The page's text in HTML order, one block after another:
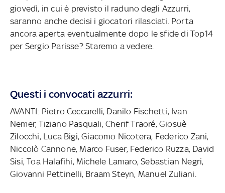
giovedì, in cui è previsto il raduno degli Azzurri,
saranno anche decisi i giocatori rilasciati. Porta
ancora aperta eventualmente dopo le sfide di Top14
per Sergio Parisse? Staremo a vedere.
Questi i convocati azzurri:
AVANTI: Pietro Ceccarelli, Danilo Fischetti, Ivan
Nemer, Tiziano Pasquali, Cherif Traoré, Giosuè
Zilocchi, Luca Bigi, Giacomo Nicotera, Federico Zani,
Niccolò Cannone, Marco Fuser, Federico Ruzza, David
Sisi, Toa Halafihi, Michele Lamaro, Sebastian Negri,
Giovanni Pettinelli, Braam Steyn, Manuel Zuliani.